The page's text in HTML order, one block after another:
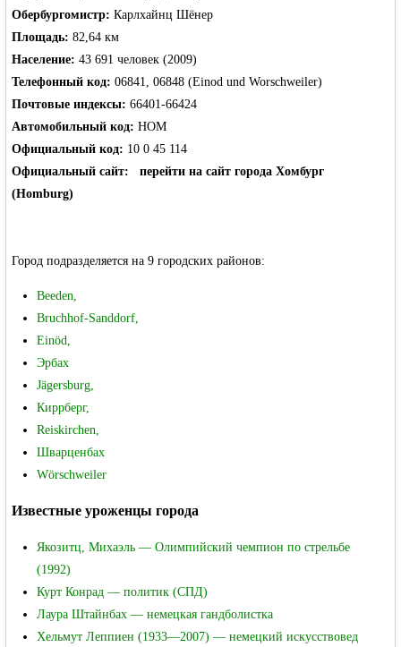
объявления в
MEINLAND.
Обербургомистр: Карлхайнц Шёнер
Площадь:82,64 км
Население: 43 691 человек (2009)
Телефонный код:06841, 06848 (Einod und Worschweiler)
Почтовые индексы: 66401-66424
Автомобильный код: HOM
Официальный код: 10 0 45 114
Официальный сайт:
перейти на сайт города Хомбург
(Homburg)
Город подразделяется на 9 городских районов:
Beeden,
Bruchhof-Sanddorf,
Einöd,
Эрбах
Jägersburg,
Киррберг,
Reiskirchen,
Шварценбах
Wörschweiler
Известные уроженцы города
Якозитц, Михаэль — Олимпийский чемпион по стрельбе
(1992)
Курт Конрад — политик (СПД)
Лаура Штайнбах — немецкая гандболистка
Хельмут Леппиен (1933—2007) — немецкий искусствовед